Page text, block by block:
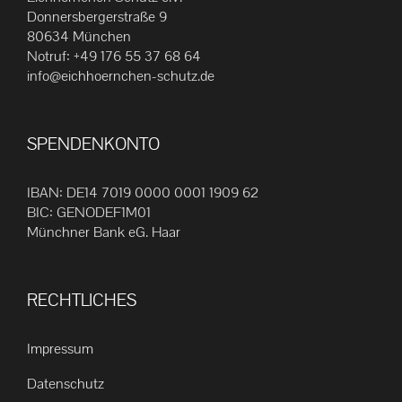
Die
können
auf
Produktseite
gewählt
Donnersbergerstraße 9
80634 München
Notruf: +49 176 55 37 68 64
info@eichhoernchen-schutz.de
SPENDENKONTO
IBAN: DE14 7019 0000 0001 1909 62
BIC: GENODEF1M01
Münchner Bank eG. Haar
RECHTLICHES
Impressum
Datenschutz